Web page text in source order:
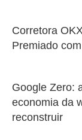
Corretora
Premiado
Google Zero:
economia da
reconstruir